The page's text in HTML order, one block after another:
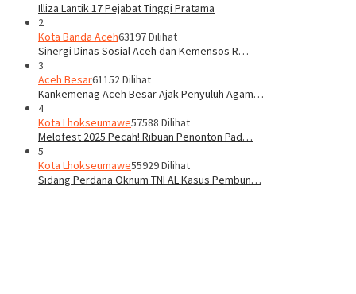
Illiza Lantik 17 Pejabat Tinggi Pratama
2
Kota Banda Aceh63197 Dilihat
Sinergi Dinas Sosial Aceh dan Kemensos R…
3
Aceh Besar61152 Dilihat
Kankemenag Aceh Besar Ajak Penyuluh Agam…
4
Kota Lhokseumawe57588 Dilihat
Melofest 2025 Pecah! Ribuan Penonton Pad…
5
Kota Lhokseumawe55929 Dilihat
Sidang Perdana Oknum TNI AL Kasus Pembun…